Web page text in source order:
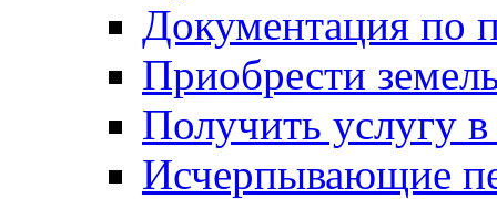
Документация по
Приобрести
Получить услугу в
Исчерпывающие